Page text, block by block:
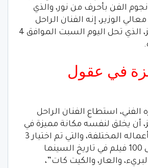
الفن بأحرف من نور، والذي
الوزير، إنه الفنان الراحل
محمود عبد العزيز، الذي تحل اليوم السبت الموافق 4
في عقول
الفني، استطاع الفنان الراحل
أن يخلق لنفسه مكانة مميزة في
عقول الجماهير بأعماله المختلفة، والتي تم اختيار 3
منها ضمن أفضل 100 فيلم في تاريخ السينما
والعار، والكيت كات”،